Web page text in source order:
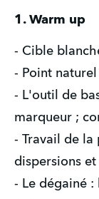
1. Warm up
- Cible
- Point
- L'outil de
marqueur ;
- Travail de la
dispersions
- Le dégainé :